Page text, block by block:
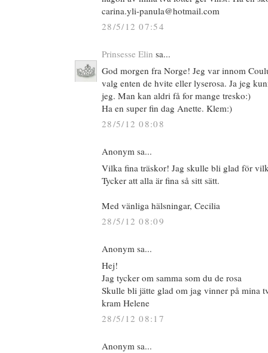
carina.yli-panula@hotmail.com
28/5/12 07:54
Prinsesse Elin sa...
God morgen fra Norge! Jeg var innom
valg enten de hvite eller lyserosa. Ja jeg
jeg. Man kan aldri få for mange tresko:)
Ha en super fin dag Anette. Klem:)
28/5/12 08:08
Anonym sa...
Vilka fina träskor! Jag skulle bli glad för
Tycker att alla är fina så sitt sätt.
Med vänliga hälsningar, Cecilia
28/5/12 08:09
Anonym sa...
Hej!
Jag tycker om samma som du de rosa
Skulle bli jätte glad om jag vinner på mina
kram Helene
28/5/12 08:17
Anonym sa...